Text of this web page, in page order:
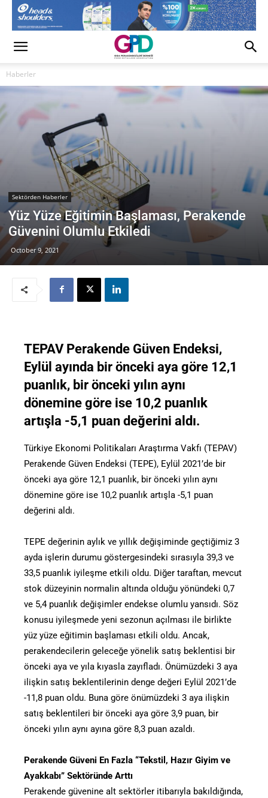
Haberler
Sektörden Haberler
Yüz Yüze Eğitimin Başlaması, Perakende
Güvenini Olumlu Etkiledi
October 9, 2021
TEPAV Perakende Güven Endeksi,
Eylül ayında bir önceki aya göre 12,1
puanlık, bir önceki yılın aynı
dönemine göre ise 10,2 puanlık
artışla -5,1 puan değerini aldı.
Türkiye Ekonomi Politikaları Araştırma Vakfı (TEPAV)
Perakende Güven Endeksi (TEPE), Eylül 2021’de bir
önceki aya göre 12,1 puanlık, bir önceki yılın aynı
dönemine göre ise 10,2 puanlık artışla -5,1 puan
değerini aldı.
TEPE değerinin aylık ve yıllık değişiminde geçtiğimiz 3
ayda işlerin durumu göstergesindeki sırasıyla 39,3 ve
33,5 puanlık iyileşme etkili oldu. Diğer taraftan, mevcut
stok düzeyinin normalin altında olduğu yönündeki 0,7
ve 5,4 puanlık değişimler endekse olumlu yansıdı. Söz
konusu iyileşmede yeni sezonun açılması ile birlikte
yüz yüze eğitimin başlaması etkili oldu. Ancak,
perakendecilerin geleceğe yönelik satış beklentisi bir
önceki aya ve yıla kıyasla zayıfladı. Önümüzdeki 3 aya
ilişkin satış beklentilerinin denge değeri Eylül 2021’de
-11,8 puan oldu. Buna göre önümüzdeki 3 aya ilişkin
satış beklentileri bir önceki aya göre 3,9 puan, bir
önceki yılın aynı ayına göre 8,3 puan azaldı.
Perakende Güveni En Fazla “Tekstil, Hazır Giyim ve
Ayakkabı” Sektöründe Arttı
Perakende güvenine alt sektörler itibarıyla bakıldığında,